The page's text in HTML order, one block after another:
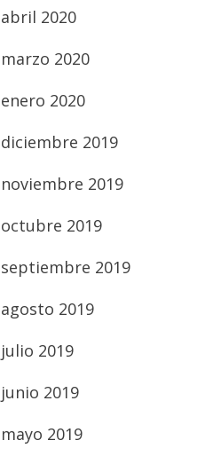
abril 2020
marzo 2020
enero 2020
diciembre 2019
noviembre 2019
octubre 2019
septiembre 2019
agosto 2019
julio 2019
junio 2019
mayo 2019